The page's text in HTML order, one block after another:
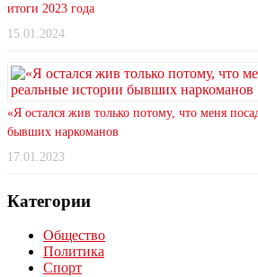
итоги 2023 года
15.01.2024
«Я остался жив только потому, что меня
бывших наркоманов
17.01.2023
Категории
Общество
Политика
Спорт